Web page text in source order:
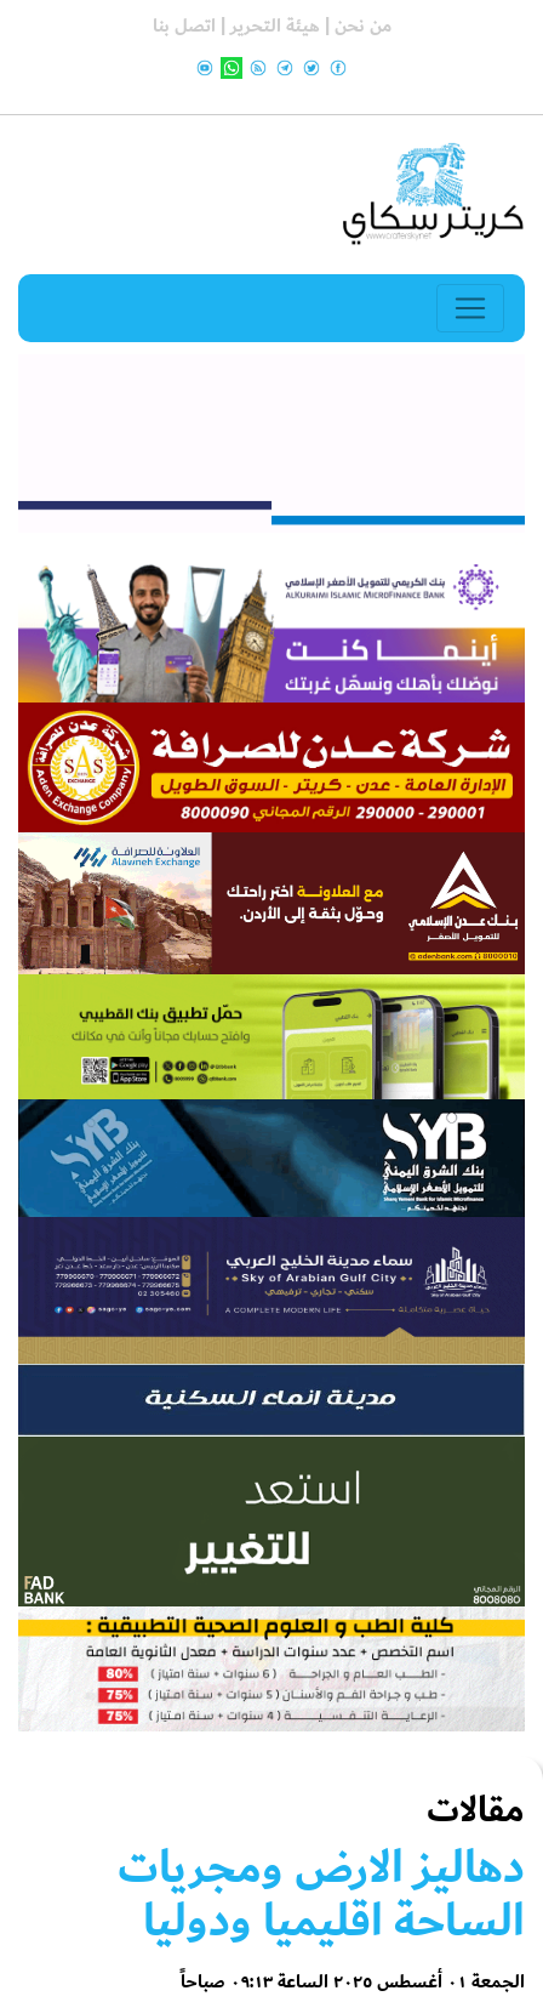
من نحن | هيئة التحرير | اتصل بنا
مقالات
دهاليز الارض ومجريات
الساحة اقليميا ودوليا
الجمعة ٠١ أغسطس ٢٠٢٥ الساعة ٠٩:١٣ صباحاً